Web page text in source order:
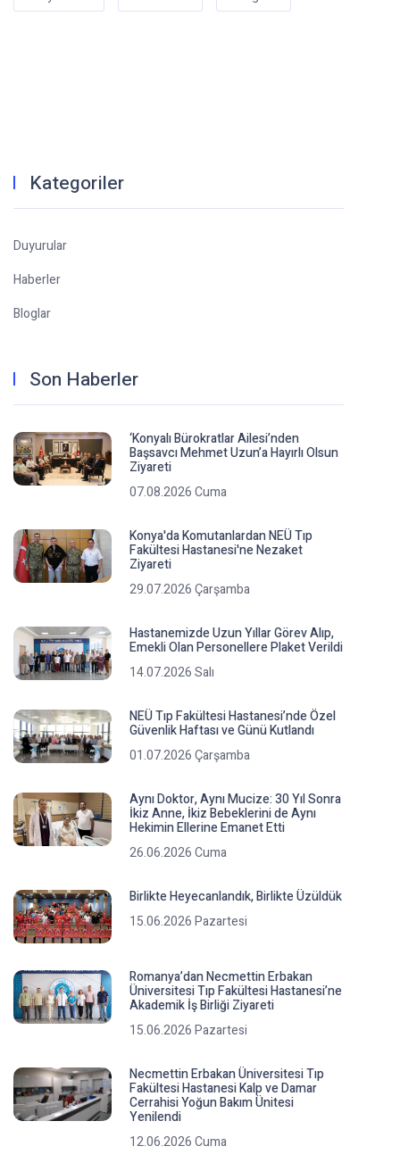
Kategoriler
Duyurular
Haberler
Bloglar
Son Haberler
‘Konyalı Bürokratlar Ailesi’nden
Başsavcı Mehmet Uzun’a Hayırlı Olsun
Ziyareti
07.08.2026 Cuma
Konya'da Komutanlardan NEÜ Tıp
Fakültesi Hastanesi'ne Nezaket
Ziyareti
29.07.2026 Çarşamba
Hastanemizde Uzun Yıllar Görev Alıp,
Emekli Olan Personellere Plaket Verildi
14.07.2026 Salı
NEÜ Tıp Fakültesi Hastanesi’nde Özel
Güvenlik Haftası ve Günü Kutlandı
01.07.2026 Çarşamba
Aynı Doktor, Aynı Mucize: 30 Yıl Sonra
İkiz Anne, İkiz Bebeklerini de Aynı
Hekimin Ellerine Emanet Etti
26.06.2026 Cuma
Birlikte Heyecanlandık, Birlikte Üzüldük
15.06.2026 Pazartesi
Romanya’dan Necmettin Erbakan
Üniversitesi Tıp Fakültesi Hastanesi’ne
Akademik İş Birliği Ziyareti
15.06.2026 Pazartesi
Necmettin Erbakan Üniversitesi Tıp
Fakültesi Hastanesi Kalp ve Damar
Cerrahisi Yoğun Bakım Ünitesi
Yenilendi
12.06.2026 Cuma